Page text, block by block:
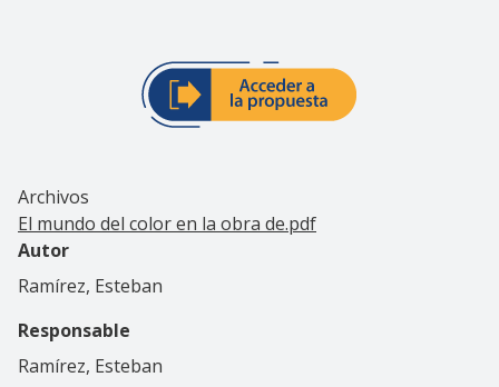
Archivos
El mundo del color en la obra de.pdf
Autor
Ramírez, Esteban
Responsable
Ramírez, Esteban